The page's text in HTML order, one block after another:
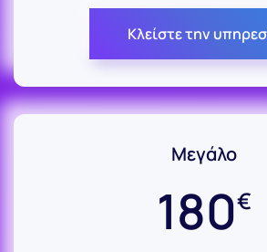
Κλείστε την
Μεγάλο
180€